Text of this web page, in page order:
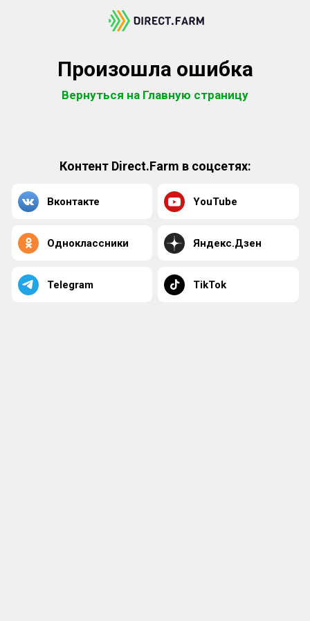
Произошла ошибка
Вернуться на Главную страницу
Контент Direct.Farm в соцсетях:
Вконтакте YouTube
Одноклассники Яндекс.Дзен
Telegram TikTok